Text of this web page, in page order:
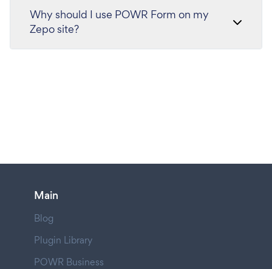
Why should I use POWR Form on my
Zepo site?
Main
Blog
Plugin Library
POWR Business